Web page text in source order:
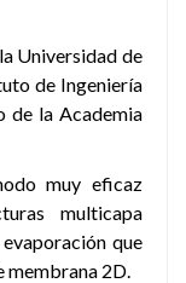
Universidad de
de Ingeniería
de la Academia
muy eficaz
multicapa
que
membrana 2D.